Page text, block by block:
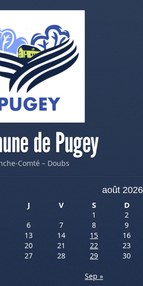
de Pugey
Comté – Doubs
août 2026
J V S D
1
2
6 7 8
9
13 14 15
16
20 21 22
23
27 28 29
30
Sep »